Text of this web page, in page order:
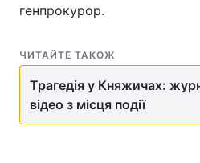
генпрокурор.
ЧИТАЙТЕ ТАКОЖ
Трагедія у Княжичах:
відео з місця події